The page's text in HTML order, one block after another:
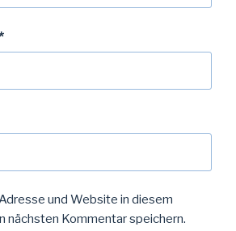
und Website in diesem
nächsten Kommentar speichern.